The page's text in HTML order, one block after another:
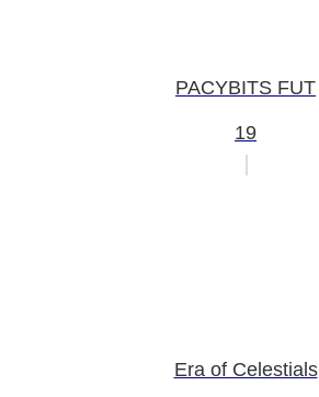
PACYBITS FUT
19
Era of Celestials